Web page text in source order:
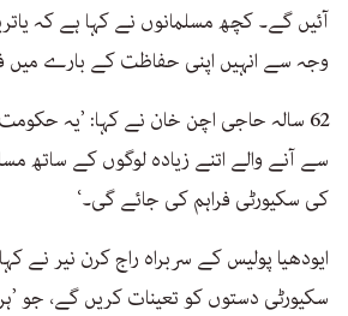
آئیں گے۔ کچھ مسلمانوں نے کہا ہے کہ
وجہ سے انہیں اپنی حفاظت کے بارے میں
62 سالہ حاجی اچن خان نے کہا: ’یہ
سے آنے والے اتنے زیادہ لوگوں کے ساتھ
کی سکیورٹی فراہم کی جائے گی۔‘
ایودھیا پولیس کے سربراہ راج کرن نیر نے
سکیورٹی دستوں کو تعینات کریں گے، جو